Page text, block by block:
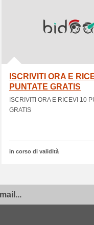
ISCRIVITI ORA E
PUNTATE GRATIS
ISCRIVITI ORA E RICEVI 10
GRATIS
in corso di validità